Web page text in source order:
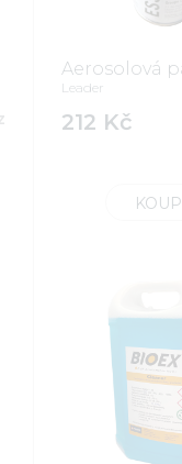
Aerosolová
Leader
212 Kč